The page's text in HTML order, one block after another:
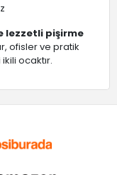
lezzetli pişirme
ofisler ve pratik
ocaktır.